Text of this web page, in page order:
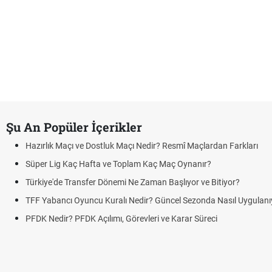
Şu An Popüler İçerikler
Hazırlık Maçı ve Dostluk Maçı Nedir? Resmî Maçlardan Farkları
Süper Lig Kaç Hafta ve Toplam Kaç Maç Oynanır?
Türkiye'de Transfer Dönemi Ne Zaman Başlıyor ve Bitiyor?
TFF Yabancı Oyuncu Kuralı Nedir? Güncel Sezonda Nasıl
PFDK Nedir? PFDK Açılımı, Görevleri ve Karar Süreci